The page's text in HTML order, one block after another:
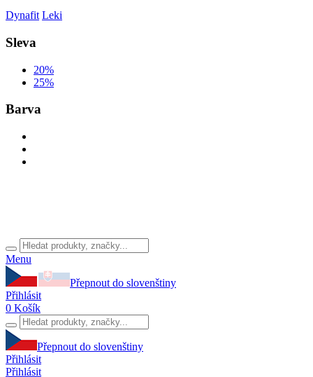
Dynafit Leki
Sleva
20%
25%
Barva
Menu
Přepnout do slovenštiny
Přihlásit
0 Košík
Přepnout do slovenštiny
Přihlásit
Přihlásit